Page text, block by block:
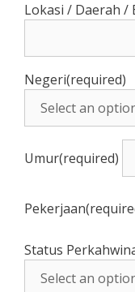
Lokasi / Daerah /
Negeri(required)
Umur(required)
Pekerjaan
Status